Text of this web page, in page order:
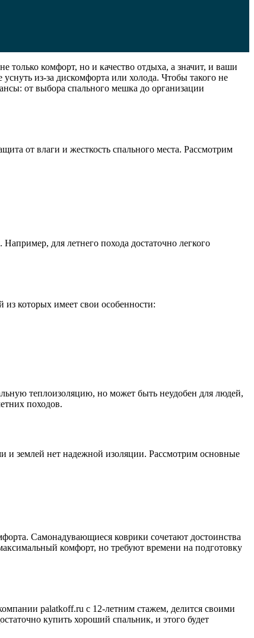
только комфорт, но и качество отдыха, а значит, и ваши
из-за дискомфорта или холода. Чтобы такого не
от выбора спального мешка до организации
от влаги и жесткость спального места. Рассмотрим
для летнего похода достаточно легкого
которых имеет свои особенности:
теплоизоляцию, но может быть неудобен для людей,
походов.
и землей нет надежной изоляции. Рассмотрим основные
Самонадувающиеся коврики сочетают достоинства
комфорт, но требуют времени на подготовку
palatkoff.ru с 12-летним стажем, делится своими
купить хороший спальник, и этого будет